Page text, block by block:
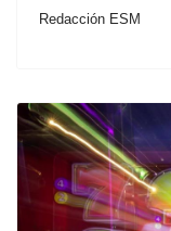
Redacción ESM